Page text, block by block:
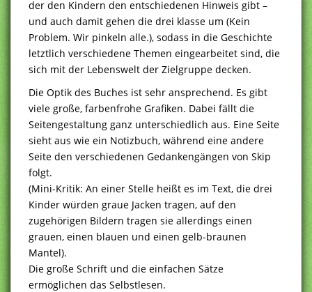
der den Kindern den entschiedenen Hinweis gibt –
und auch damit gehen die drei klasse um (Kein
Problem. Wir pinkeln alle.), sodass in die Geschichte
letztlich verschiedene Themen eingearbeitet sind, die
sich mit der Lebenswelt der Zielgruppe decken.
Die Optik des Buches ist sehr ansprechend. Es gibt
viele große, farbenfrohe Grafiken. Dabei fällt die
Seitengestaltung ganz unterschiedlich aus. Eine Seite
sieht aus wie ein Notizbuch, während eine andere
Seite den verschiedenen Gedankengängen von Skip
folgt.
(Mini-Kritik: An einer Stelle heißt es im Text, die drei
Kinder würden graue Jacken tragen, auf den
zugehörigen Bildern tragen sie allerdings einen
grauen, einen blauen und einen gelb-braunen
Mantel).
Die große Schrift und die einfachen Sätze
ermöglichen das Selbstlesen.